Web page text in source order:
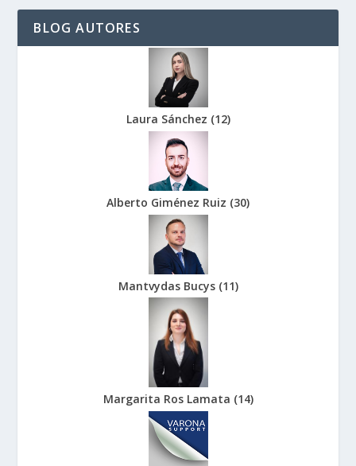
BLOG AUTORES
Laura Sánchez (12)
Alberto Giménez Ruiz (30)
Mantvydas Bucys (11)
Margarita Ros Lamata (14)